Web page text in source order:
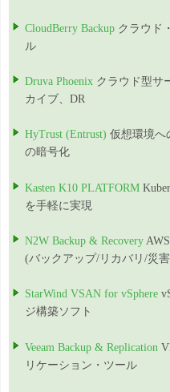
CloudBerry Backup クラウド
ル
Druva Phoenix クラウド型サ
カイブ、DR
HyTrust (Entrust) 仮想環境へ
の暗号化
Kasten K10 PLATFORM
を手軽に実現
N2W Backup & Recovery
(バックアップ/リカバリ/災
StarWind VSAN for vSphere
ジ構築ソフト
Veeam Backup & Replication
リケーション・ツール